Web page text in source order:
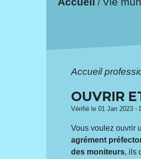
/
Accueil
OUVRIR
Vérifié le 01 Jan 2023 -
Vous voulez ouvrir
agrément
des moniteurs, ils